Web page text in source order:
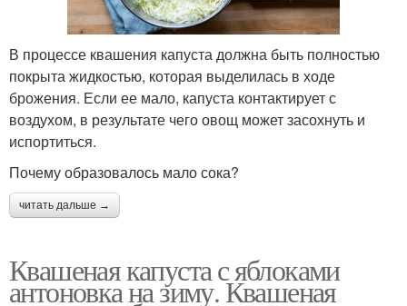
В процессе квашения капуста должна быть полностью
покрыта жидкостью, которая выделилась в ходе
брожения. Если ее мало, капуста контактирует с
воздухом, в результате чего овощ может засохнуть и
испортиться.
Почему образовалось мало сока?
читать дальше →
Квашеная капуста с яблоками
антоновка на зиму. Квашеная